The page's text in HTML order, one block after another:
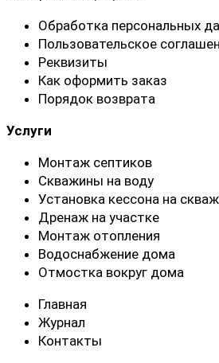
Обработка персональных
Пользовательское
Реквизиты
Как оформить заказ
Порядок возврата
Услуги
Монтаж септиков
Скважины на воду
Установка кессона на
Дренаж на участке
Монтаж отопления
Водоснабжение дома
Отмостка вокруг дома
Главная
Журнал
Контакты